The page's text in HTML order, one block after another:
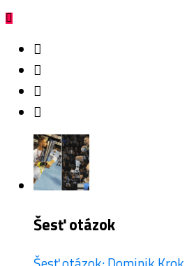
Šesť otázok